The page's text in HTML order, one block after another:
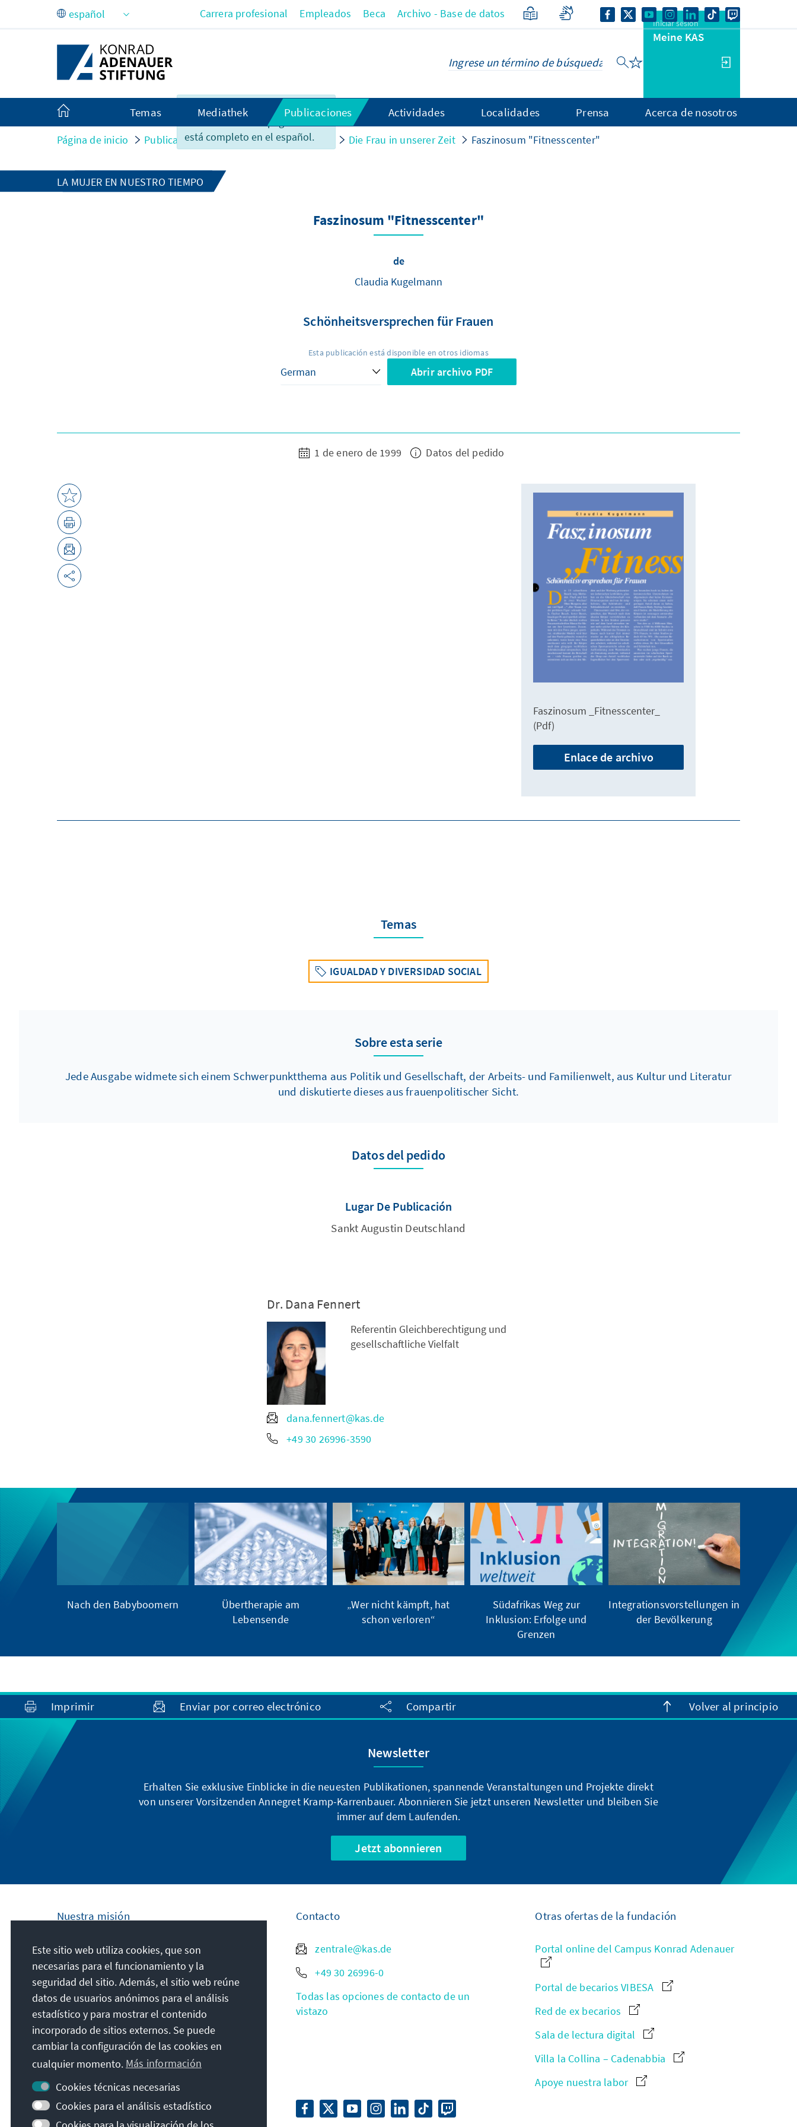
Saltar al contenido principal
Lamentablemente, el
contenido de esta página no
está completo en el español.
Carrera profesional Empleados Beca Archivo - Base de datos
Iniciar sesión
Meine KAS
Temas Mediathek Publicaciones Actividades Localidades Prensa Acerca de nosotros
Página de inicio Publicaciones Abgeschlossene Reihen Die Frau in unserer Zeit Faszinosum "Fitnesscenter"
LA MUJER EN NUESTRO TIEMPO
Faszinosum "Fitnesscenter"
de
Claudia Kugelmann
Schönheitsversprechen für Frauen
Esta publicación está disponible en otros idiomas
Abrir archivo PDF
1 de enero de 1999 Datos del pedido
Faszinosum _Fitnesscenter_
(Pdf)
Enlace de archivo
Temas
IGUALDAD Y DIVERSIDAD SOCIAL
Sobre esta serie
Jede Ausgabe widmete sich einem Schwerpunktthema aus Politik und Gesellschaft, der Arbeits- und Familienwelt, aus Kultur und Literatur
und diskutierte dieses aus frauenpolitischer Sicht.
Datos del pedido
Lugar De Publicación
Sankt Augustin Deutschland
Dr. Dana Fennert
Referentin Gleichberechtigung und
gesellschaftliche Vielfalt
dana.fennert@kas.de
+49 30 26996-3590
Nach den Babyboomern
Übertherapie am
Lebensende
„Wer nicht kämpft, hat
schon verloren“
Südafrikas Weg zur
Inklusion: Erfolge und
Grenzen
Integrationsvorstellungen in
der Bevölkerung
Imprimir Enviar por correo electrónico Compartir Volver al principio
Newsletter
Erhalten Sie exklusive Einblicke in die neuesten Publikationen, spannende Veranstaltungen und Projekte direkt
von unserer Vorsitzenden Annegret Kramp-Karrenbauer. Abonnieren Sie jetzt unseren Newsletter und bleiben Sie
immer auf dem Laufenden.
Jetzt abonnieren
Nuestra misión
La Fundación Konrad Adenauer se
compromete a nivel nacional e internacional
a fomentar los principios de Paz, Libertad y
Justicia a través de la educación cívica y
formación política. Promovemos y
preservamos la democracia liberal, la
economía social de mercado y el desarrollo
y la consolidación de un consenso de
valores.
Nuestra misión
Contacto
zentrale@kas.de
+49 30 26996-0
Todas las opciones de contacto de un
vistazo
Otras ofertas de la fundación
Portal online del Campus Konrad Adenauer
Portal de becarios VIBESA
Red de ex becarios
Sala de lectura digital
Villa la Collina – Cadenabbia
Apoye nuestra labor
Este sitio web utiliza cookies, que son
necesarias para el funcionamiento y la
seguridad del sitio. Además, el sitio web reúne
datos de usuarios anónimos para el análisis
estadístico y para mostrar el contenido
incorporado de sitios externos. Se puede
cambiar la configuración de las cookies en
cualquier momento. Más información
Cookies técnicas necesarias
Cookies para el análisis estadístico